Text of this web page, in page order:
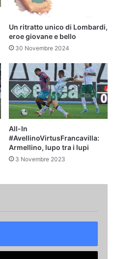
Un ritratto unico di Lombardi,
eroe giovane e bello
30 Novembre 2024
All-In
#AvellinoVirtusFrancavilla:
Armellino, lupo tra i lupi
3 Novembre 2023